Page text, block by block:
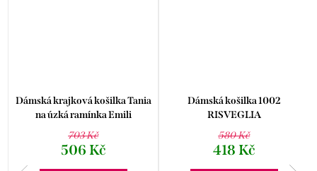
Dámská krajková košilka Tania
na úzká ramínka Emili
703 Kč
506 Kč
Dámská košilka 1002
RISVEGLIA
580 Kč
418 Kč